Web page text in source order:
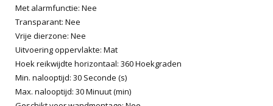
Met alarmfunctie: Nee
Transparant: Nee
Vrije dierzone: Nee
Uitvoering oppervlakte: Mat
Hoek reikwijdte horizontaal: 360 Hoekgraden
Min. nalooptijd: 30 Seconde (s)
Max. nalooptijd: 30 Minuut (min)